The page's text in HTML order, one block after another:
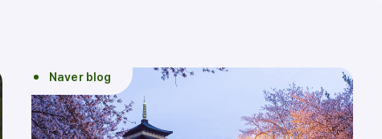
Naver blog